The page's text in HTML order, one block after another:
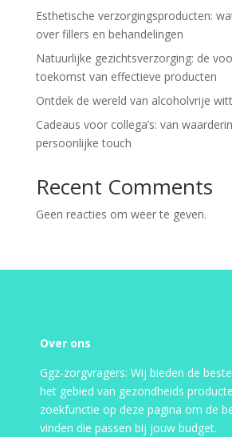
Esthetische verzorgingsproducten:
over fillers en behandelingen
Natuurlijke gezichtsverzorging: de
toekomst van effectieve producten
Ontdek de wereld van alcoholvrije
Cadeaus voor collega’s: van
persoonlijke touch
Recent Comments
Geen reacties om weer te geven.
Over ons
Ggz-zorgvragers: Wij bieden de
het gebied van gezondheids
zoekfunctie op deze pagina om de
vinden die passen bij jouw budget.